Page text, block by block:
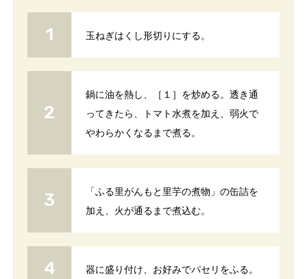
玉ねぎはくし形切りにする。
鍋に油を熱し、［１］を炒める。透き通
ってきたら、トマト水煮を加え、弱火で
やわらかくなるまで煮る。
「ふる里がんもと里芋の煮物」の缶詰を
加え、火が通るまで煮込む。
器に盛り付け、お好みでパセリをふる。